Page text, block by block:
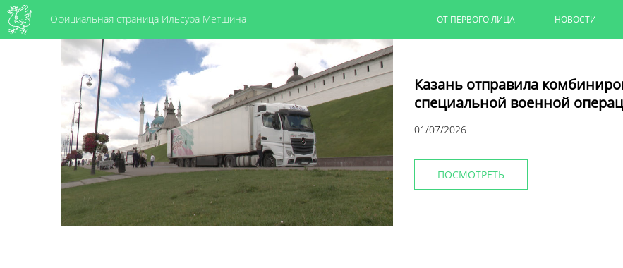
Официальная страница Ильсура Метшина ОТ ПЕРВОГО ЛИЦА НОВОСТИ
Казань отправила
специальной военной
01/07/2026
ПОСМОТРЕТЬ